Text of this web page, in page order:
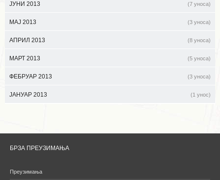
ЈУНИ 2013 (7 уноса)
МАЈ 2013 (3 уноса)
АПРИЛ 2013 (8 уноса)
МАРТ 2013 (5 уноса)
ФЕБРУАР 2013 (3 уноса)
ЈАНУАР 2013 (1 унос)
БРЗА ПРЕУЗИМАЊА
Преузимања